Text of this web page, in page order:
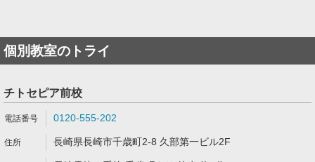
個別教室のトライ
チトセピア前校
0120-555-202
長崎県長崎市千歳町2-8 久部第一ビル2F